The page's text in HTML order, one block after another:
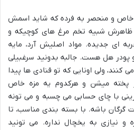
خاص و منحصر به فرده که شاید اسمش
ظاهرش شبیه تخم مرغ های کوچیکه و
ای جدیده. مواد اصلیش آرد، مایه
و پودر هل هست. جالبه بدونید سرغبیلی
کنند، ولی اونایی که تو قنادی ها پیدا
پخته میشن و هرکدوم یه مزه خاص
با چای حسابی می چسبه و می تونه
گرگان باشه. با بسته بندی مناسب، تا
و نیازی به یخچال نداره. می تونید